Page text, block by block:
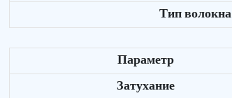
Тип волокна
Параметр
Затухание